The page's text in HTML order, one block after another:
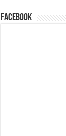
Facebook